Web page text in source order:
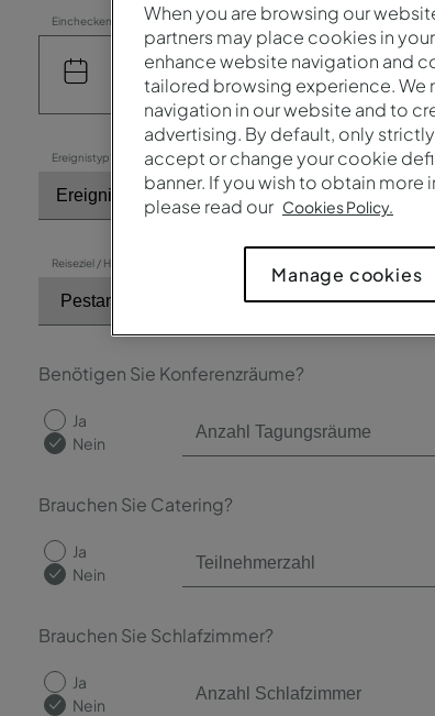
Einchecken*
Ereignistyp*
Reiseziel / Hotel*
Benötigen Sie Konferenzräume?
Ja
Nein
Brauchen Sie Catering?
Ja
Nein
Brauchen Sie Schlafzimmer?
Ja
Nein
When you are browsing our
partners may place cookies in
enhance website navigation and
tailored browsing experience. We
navigation in our website and to
advertising. By default, only
accept or change your cookie
banner. If you wish to obtain
please read our Cookies Policy.
Manage cookies